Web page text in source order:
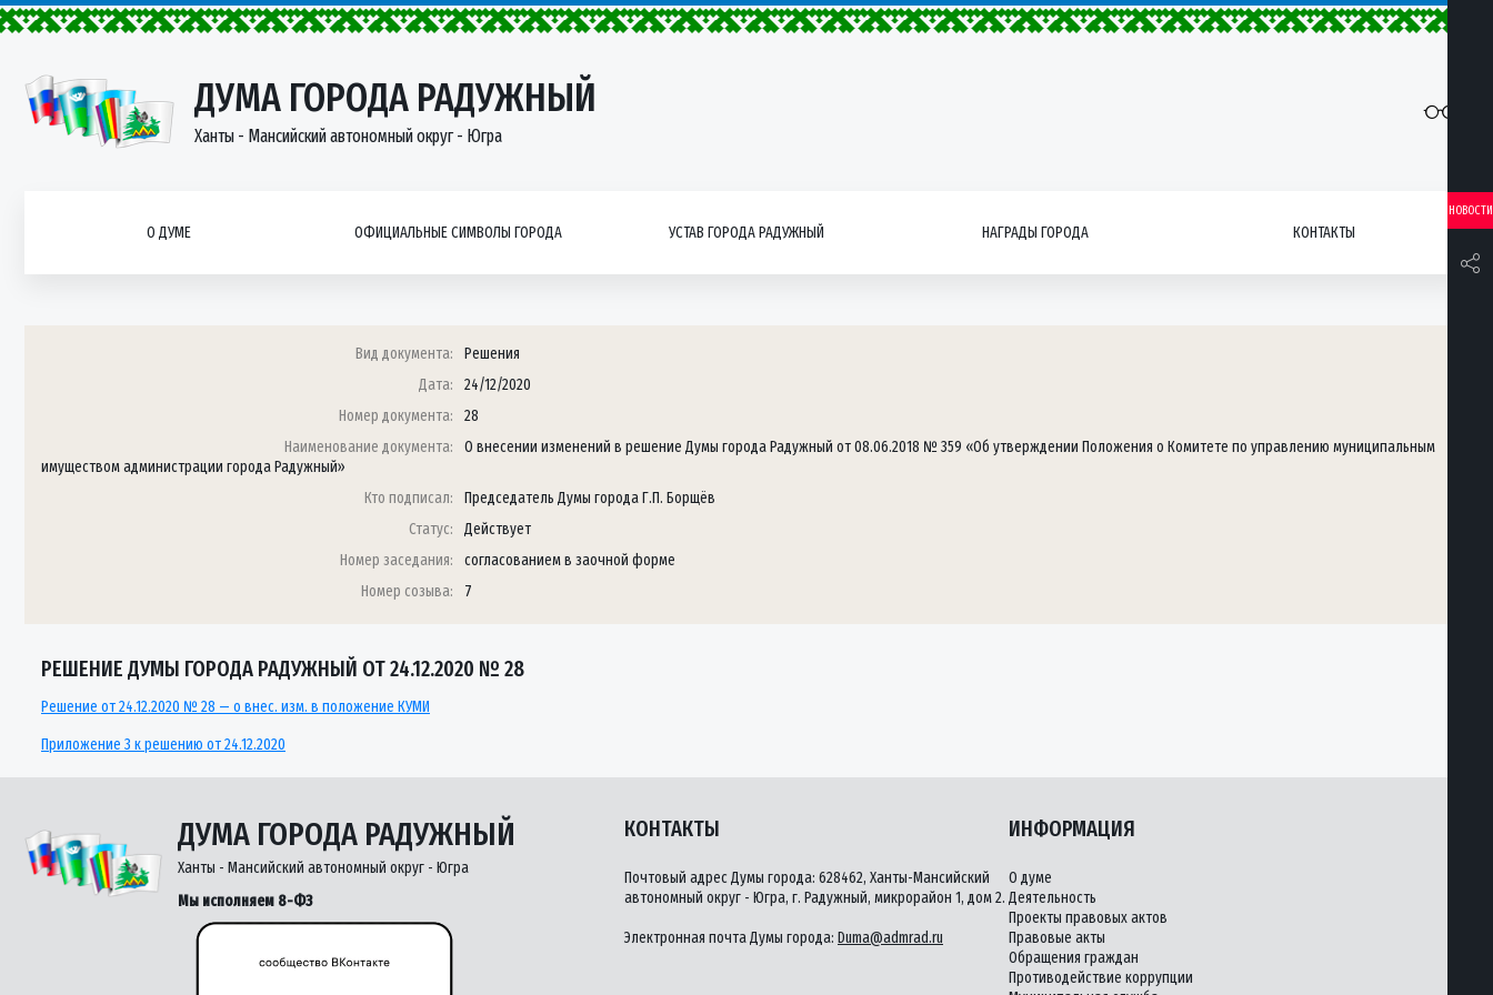
ДУМА ГОРОДА РАДУЖНЫЙ
Ханты - Мансийский автономный округ - Югра
О ДУМЕ ОФИЦИАЛЬНЫЕ СИМВОЛЫ ГОРОДА УСТАВ ГОРОДА РАДУЖНЫЙ НАГРАДЫ ГОРОДА КОНТАКТЫ
НОВОСТИ
Вид документа:
Решения
Дата:
24/12/2020
Номер документа:
28
Наименование документа:
О внесении изменений в решение Думы города Радужный от 08.06.2018 № 359 «Об утверждении Положения о Комитете по управлению муниципальным
имуществом администрации города Радужный»
Кто подписал:
Председатель Думы города Г.П. Борщёв
Статус:
Действует
Номер заседания:
согласованием в заочной форме
Номер созыва:
7
РЕШЕНИЕ ДУМЫ ГОРОДА РАДУЖНЫЙ ОТ 24.12.2020 № 28
Решение от 24.12.2020 № 28 — о внес. изм. в положение КУМИ
Приложение 3 к решению от 24.12.2020
ДУМА ГОРОДА РАДУЖНЫЙ
Ханты - Мансийский автономный округ - Югра
Мы исполняем 8-ФЗ
КОНТАКТЫ
Почтовый адрес Думы города: 628462, Ханты-Мансийский
автономный округ - Югра, г. Радужный, микрорайон 1, дом 2.
Электронная почта Думы города: Duma@admrad.ru
ИНФОРМАЦИЯ
О думе
Деятельность
Проекты правовых актов
Правовые акты
Обращения граждан
Противодействие коррупции